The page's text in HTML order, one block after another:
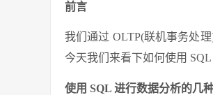
前言
我们通过 OLTP(联机事务处
今天我们来看下如何使用 SQL
使用 SQL 进行数据分析的几